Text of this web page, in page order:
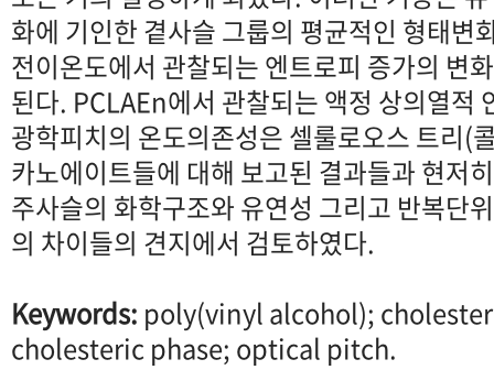
화에 기인한 곁사슬 그룹의 평균적인 형태변
전이온도에서 관찰되는 엔트로피 증가의 변
된다. PCLAEn에서 관찰되는 액정 상의열적
광학피치의 온도의존성은 셀룰로오스 트리(
카노에이트들에 대해 보고된 결과들과 현저
주사슬의 화학구조와 유연성 그리고 반복단
의 차이들의 견지에서 검토하였다.
Keywords: poly(vinyl alcohol);
cholesteric phase; optical pitch.